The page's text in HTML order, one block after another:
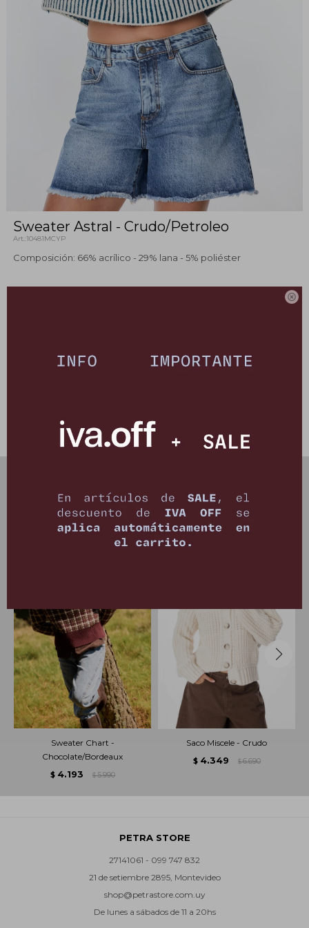

Sweater Astral - Crudo/Petroleo
10481MCYP
Composición: 66% acrílico - 29% lana - 5% poliéster
PRODUCTOS QUE TE PUEDEN INTERESAR
Sweater Chart -
Chocolate/Bordeaux
$ 4.193 $ 5.990
Saco Miscele - Crudo
$ 4.349 $ 6.690
PETRA STORE
27141061 - 099 747 832
21 de setiembre 2895, Montevideo
shop@petrastore.com.uy
De lunes a sábados de 11 a 20hs